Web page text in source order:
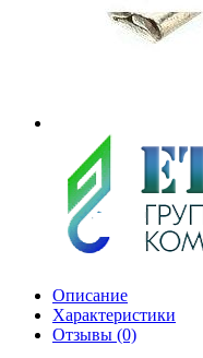
Описание
Характеристики
Отзывы (0)